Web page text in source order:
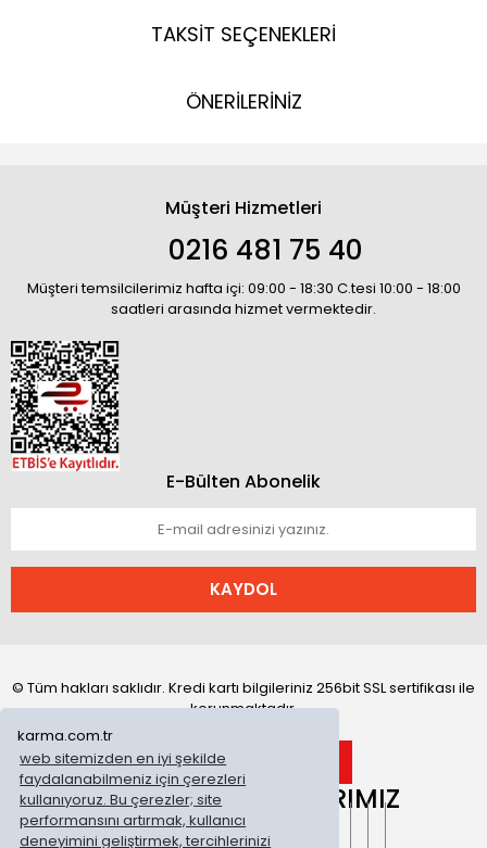
karma.com.tr
web sitemizden en iyi şekilde
faydalanabilmeniz için çerezleri
kullanıyoruz. Bu çerezler; site
performansını artırmak, kullanıcı
deneyimini geliştirmek, tercihlerinizi
TAKSİT SEÇENEKLERİ
ÖNERİLERİNİZ
Müşteri Hizmetleri
0216 481 75 40
Müşteri temsilcilerimiz hafta içi: 09:00 - 18:30 C.tesi 10:00 - 18:00
saatleri arasında hizmet vermektedir.
E-Bülten Abonelik
KAYDOL
© Tüm hakları saklıdır. Kredi kartı bilgileriniz 256bit SSL sertifikası ile
korunmaktadır.
ONLİNE MAĞAZALARIMIZ